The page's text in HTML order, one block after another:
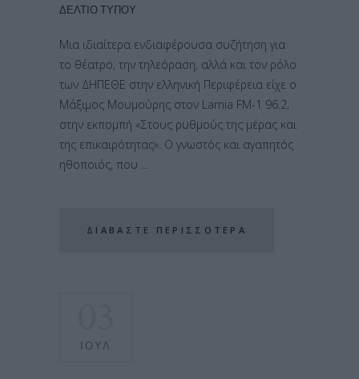
ΔΕΛΤΊΟ ΤΎΠΟΥ
Μια ιδιαίτερα ενδιαφέρουσα συζήτηση για
το θέατρο, την τηλεόραση, αλλά και τον ρόλο
των ΔΗΠΕΘΕ στην ελληνική Περιφέρεια είχε ο
Μάξιμος Μουμούρης στον Lamia FM-1 96.2,
στην εκπομπή «Στους ρυθμούς της μέρας και
της επικαιρότητας». Ο γνωστός και αγαπητός
ηθοποιός, που
ΔΙΑΒΆΣΤΕ ΠΕΡΙΣΣΌΤΕΡΑ
ΙΟΎΛ